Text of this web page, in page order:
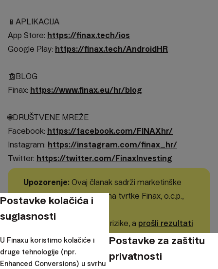
📱APLIKACIJA
App Store: https://finax.tech/ios
Google Play: https://finax.tech/AndroidHR
📰BLOG
Finax: https://www.finax.eu/hr/blog
🌐DRUŠTVENE MREŽE
Facebook: https://facebook.com/FINAXhr/
Instagram: https://instagram.com/finax_hr/
Twitter: https://twitter.com/FinaxInvesting
Upozorenje: Ovaj članak sadrži marketinške
informacije o proizvodima tvrtke Finax, o.c.p.,
Ulaganje nosi određene rizike, a prošli rezultati
ne jamče buduće prinose. Prije donošenja
investicijske odluke,
upoznajte se s rizicima
koje preuzimate
Postavke kolačića i
suglasnosti
U Finaxu koristimo kolačiće i
druge tehnologije (npr.
Enhanced Conversions) u svrhu
Postavke za zaštitu
privatnosti